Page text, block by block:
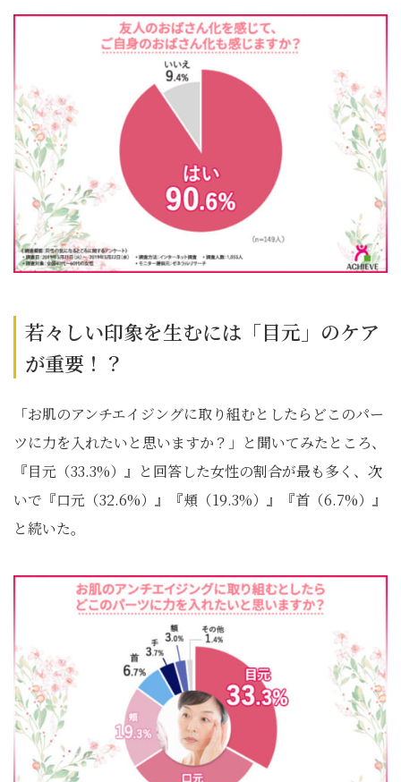
若々しい印象を生むには「目元」のケア
が重要！？
「お肌のアンチエイジングに取り組むとしたらどこのパー
ツに力を入れたいと思いますか？」と聞いてみたところ、
『目元（33.3%）』と回答した女性の割合が最も多く、次
いで『口元（32.6%）』『頬（19.3%）』『首（6.7%）』
と続いた。